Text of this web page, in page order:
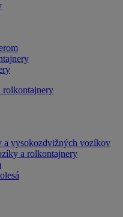
rolkontajnery
a vysokozdvižných vozíkov
a rolkontajnery